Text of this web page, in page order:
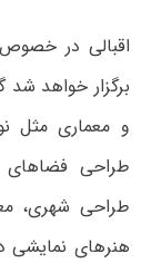
اقبالی در
برگزار خواهد
و معماری مثل
طراحی فضاهای
طراحی شهری،
هنرهای نمایشی